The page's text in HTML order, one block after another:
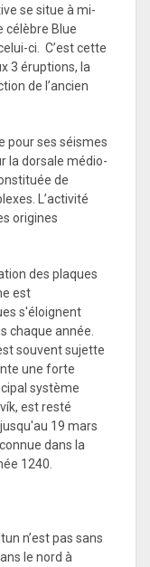
se situe à mi-
célèbre Blue
ci. C’est cette
3 éruptions, la
de l’ancien
pour ses séismes
la dorsale médio-
de
L’activité
origines
des plaques
est
s'éloignent
chaque année.
souvent sujette
une forte
système
est resté
19 mars
dans la
1240.
n’est pas sans
le nord à